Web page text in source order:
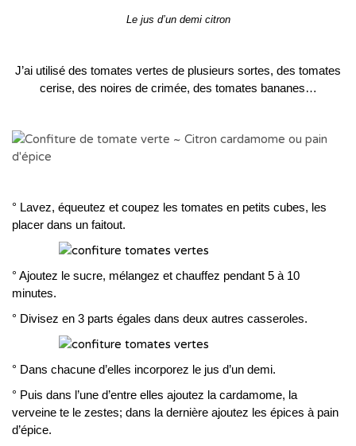
Le jus d’un demi citron
J’ai utilisé des tomates vertes de plusieurs sortes, des tomates
cerise, des noires de crimée, des tomates bananes…
° Lavez, équeutez et coupez les tomates en petits cubes, les
placer dans un faitout.
° Ajoutez le sucre, mélangez et chauffez pendant 5 à 10
minutes.
° Divisez en 3 parts égales dans deux autres casseroles.
° Dans chacune d’elles incorporez le jus d’un demi.
° Puis dans l’une d’entre elles ajoutez la cardamome, la
verveine te le zestes; dans la dernière ajoutez les épices à pain
d’épice.